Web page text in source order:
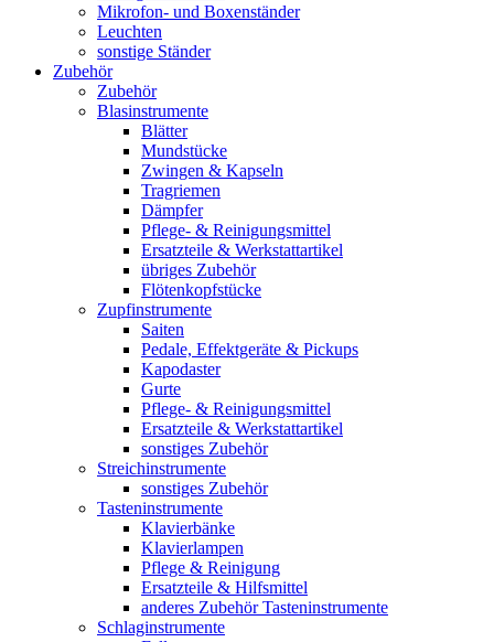
Mikrofon- und Boxenständer
Leuchten
sonstige Ständer
Zubehör
Zubehör
Blasinstrumente
Blätter
Mundstücke
Zwingen & Kapseln
Tragriemen
Dämpfer
Pflege- & Reinigungsmittel
Ersatzteile & Werkstattartikel
übriges Zubehör
Flötenkopfstücke
Zupfinstrumente
Saiten
Pedale, Effektgeräte & Pickups
Kapodaster
Gurte
Pflege- & Reinigungsmittel
Ersatzteile & Werkstattartikel
sonstiges Zubehör
Streichinstrumente
sonstiges Zubehör
Tasteninstrumente
Klavierbänke
Klavierlampen
Pflege & Reinigung
Ersatzteile & Hilfsmittel
anderes Zubehör Tasteninstrumente
Schlaginstrumente